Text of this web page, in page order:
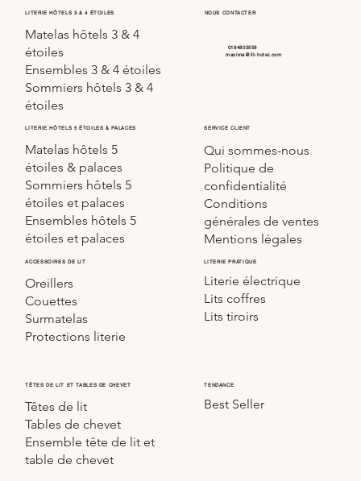
LITERIE HÔTELS 3 & 4 ÉTOILES
Matelas hôtels 3 & 4
étoiles
Sommiers hôtels 3 & 4
étoiles
Ensembles 3 & 4 étoiles
LITERIE HÔTELS 5 ÉTOILES & PALACES
Matelas hôtels 5
étoiles & palaces
Sommiers hôtels 5
étoiles et palaces
Ensembles hôtels 5
étoiles et palaces
ACCESSOIRES DE LIT
Oreillers
Couettes
Surmatelas
Protections literie
TÊTES DE LIT ET TABLES DE CHEVET
Têtes de lit
Tables de chevet
Ensemble tête de lit et
table de chevet
LITERIE PRATIQUE
Literie électrique
Lits coffres
Lits tiroirs
TENDANCE
Best Seller
SERVICE CLIENT
Qui sommes-nous
Politique de
confidentialité
Conditions
générales de ventes
Mentions légales
NOUS CONTACTER
0184803559
maxime@lit-hotel.com